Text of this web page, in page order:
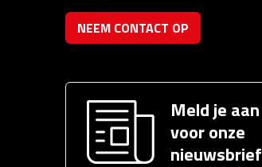
NEEM CONTACT OP
Meld je aan
voor onze
nieuwsbrief